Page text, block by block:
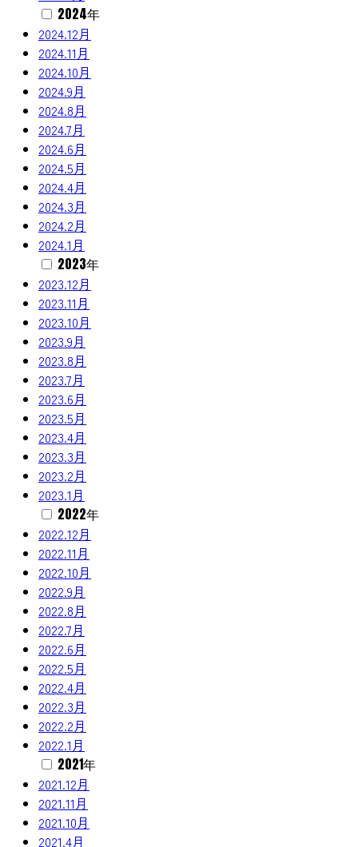
2024年
2024.12月
2024.11月
2024.10月
2024.9月
2024.8月
2024.7月
2024.6月
2024.5月
2024.4月
2024.3月
2024.2月
2024.1月
2023年
2023.12月
2023.11月
2023.10月
2023.9月
2023.8月
2023.7月
2023.6月
2023.5月
2023.4月
2023.3月
2023.2月
2023.1月
2022年
2022.12月
2022.11月
2022.10月
2022.9月
2022.8月
2022.7月
2022.6月
2022.5月
2022.4月
2022.3月
2022.2月
2022.1月
2021年
2021.12月
2021.11月
2021.10月
2021.4月